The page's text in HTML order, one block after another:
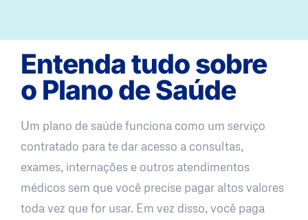
Entenda tudo sobre
o Plano de Saúde
Um plano de saúde funciona como um serviço
contratado para te dar acesso a consultas,
exames, internações e outros atendimentos
médicos sem que você precise pagar altos valores
toda vez que for usar. Em vez disso, você paga